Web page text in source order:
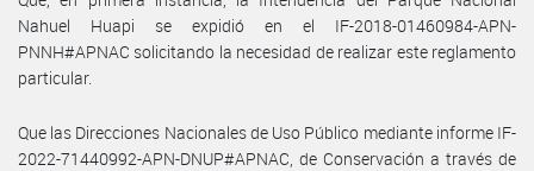
Nahuel Huapi se expidió en el IF-2018-01460984-APN-
PNNH#APNAC solicitando la necesidad de realizar este reglamento
particular.
Que las Direcciones Nacionales de Uso Público mediante informe IF-
2022-71440992-APN-DNUP#APNAC, de Conservación a través de